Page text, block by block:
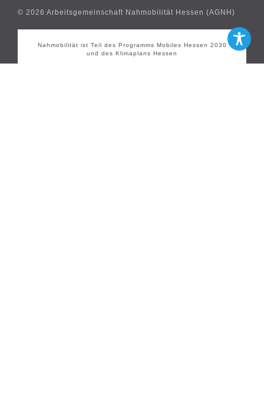
© 2026 Arbeitsgemeinschaft Nahmobilität Hessen (AGNH)
Nahmobilität ist Teil des Programms Mobiles Hessen 2030
und des Klimaplans Hessen